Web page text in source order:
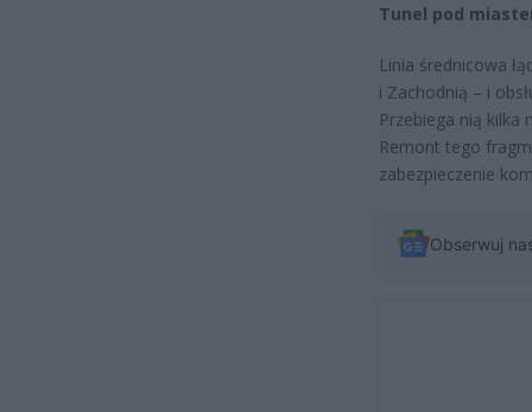
Tunel pod
Linia średnicowa
i Zachodnią – i
Przebiega nią kilka
Remont tego
zabezpieczenie
Obserwuj